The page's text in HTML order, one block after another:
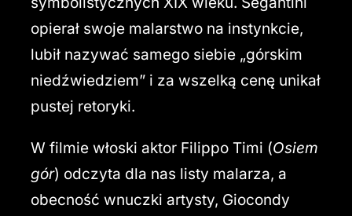
opierał swoje malarstwo na instynkcie,
lubił nazywać samego siebie „górskim
niedźwiedziem” i za wszelką cenę unikał
pustej retoryki.
W filmie włoski aktor Filippo Timi (Osiem
gór) odczyta dla nas listy malarza, a
obecność wnuczki artysty, Giocondy